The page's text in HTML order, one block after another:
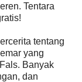
Tentara
tentang
yang
Banyak
dan